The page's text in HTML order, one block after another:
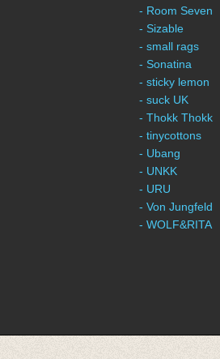
- Room Seven
- Sizable
- small rags
- Sonatina
- sticky lemon
- suck UK
- Thokk Thokk
- tinycottons
- Ubang
- UNKK
- URU
- Von Jungfeld
- WOLF&RITA